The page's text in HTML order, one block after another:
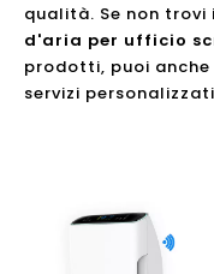
qualità. Se non
d'aria per ufficio
prodotti, puoi
servizi